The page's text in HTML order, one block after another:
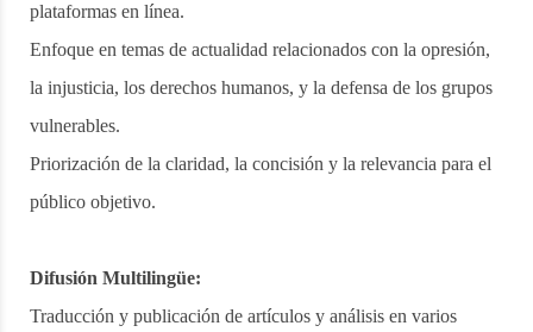
plataformas en línea.
Enfoque en temas de actualidad relacionados con la opresión,
la injusticia, los derechos humanos, y la defensa de los grupos
vulnerables.
Priorización de la claridad, la concisión y la relevancia para el
público objetivo.
Difusión Multilingüe:
Traducción y publicación de artículos y análisis en varios